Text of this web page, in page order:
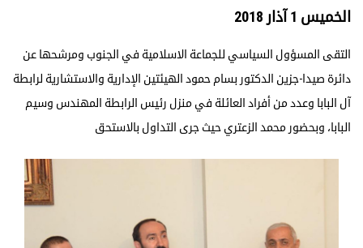
الخميس 1 آذار 2018
التقى المسؤول السياسي للجماعة الاسلامية في الجنوب ومرشحها عن
دائرة صيدا-جزين الدكتور بسام حمود الهيئتين الإدارية والاستشارية لرابطة
آل البابا وعدد من أفراد العائلة في منزل رئيس الرابطة المهندس وسيم
البابا، وبحضور محمد الزعتري حيث جرى التداول بالاستحق